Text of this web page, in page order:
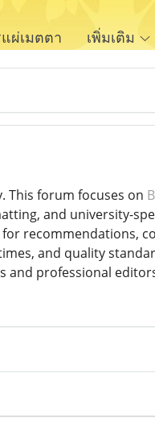
ผ่เมตตา เพิ่มเติม
This forum focuses on
and university-
recommendations,
and quality
and professional